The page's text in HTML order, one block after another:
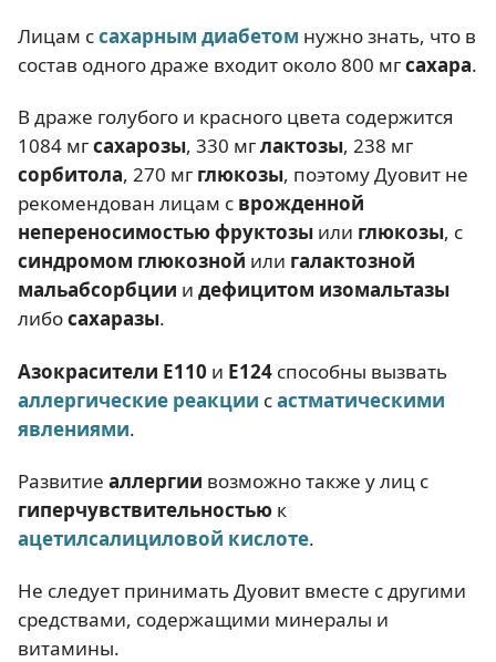
Лицам ссахарным диабетом нужно знать, что в
состав одного драже входит около 800 мгсахара.
В драже голубого и красного цвета содержится
1084 мгсахарозы, 330 мглактозы, 238 мг
сорбитола, 270 мг глюкозы, поэтому Дуовит не
рекомендован лицам с врожденной
непереносимостью фруктозы или глюкозы, с
синдромом глюкозной или галактозной
мальабсорбции и дефицитом изомальтазы
либосахаразы.
Азокрасители Е110 и Е124 способны вызвать
аллергические реакции састматическими
явлениями.
Развитие аллергии возможно также у лиц с
гиперчувствительностью к
ацетилсалициловой кислоте.
Не следует принимать Дуовит вместе с другими
средствами, содержащими минералы и
витамины.